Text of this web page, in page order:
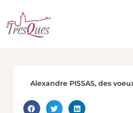
contenu
Alexandre PISSAS, des